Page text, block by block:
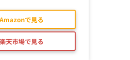
Amazonで見る
楽天市場で見る